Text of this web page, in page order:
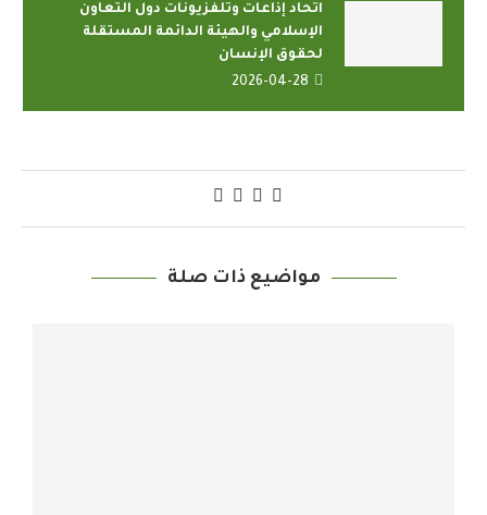
اتحاد إذاعات وتلفزيونات دول التعاون
الإسلامي والهيئة الدائمة المستقلة
لحقوق الإنسان
2026-04-28
مواضيع ذات صلة